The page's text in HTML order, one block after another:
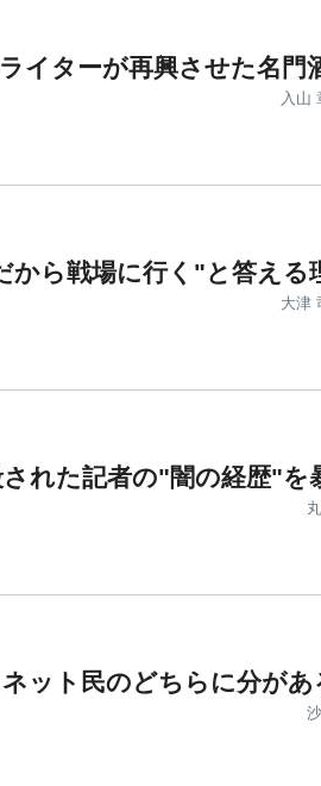
イターが再興させた名門
入山
から戦場に行く"と答える
大津
れた記者の"闇の経歴"を
ット民のどちらに分があ